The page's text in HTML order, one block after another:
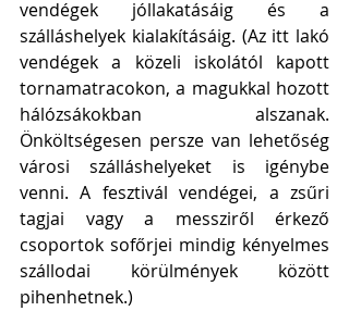
vendégek jóllakatásáig és a
szálláshelyek kialakításáig. (Az itt lakó
vendégek a közeli iskolától kapott
tornamatracokon, a magukkal hozott
hálózsákokban alszanak.
Önköltségesen persze van lehetőség
városi szálláshelyeket is igénybe
venni. A fesztivál vendégei, a zsűri
tagjai vagy a messziről érkező
csoportok sofőrjei mindig kényelmes
szállodai körülmények között
pihenhetnek.)